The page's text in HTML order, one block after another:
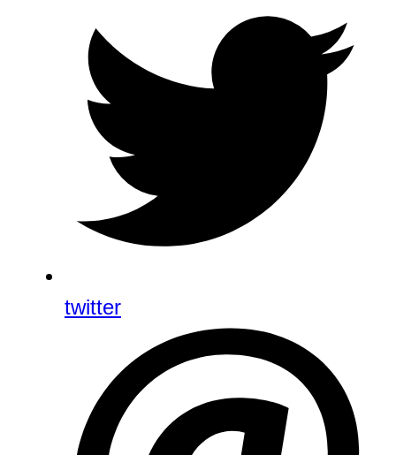
twitter